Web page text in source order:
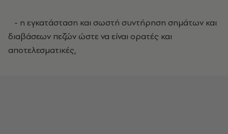
- η εγκατάσταση και σωστή συντήρηση σημάτων και
διαβάσεων πεζών ώστε να είναι ορατές και
αποτελεσματικές,